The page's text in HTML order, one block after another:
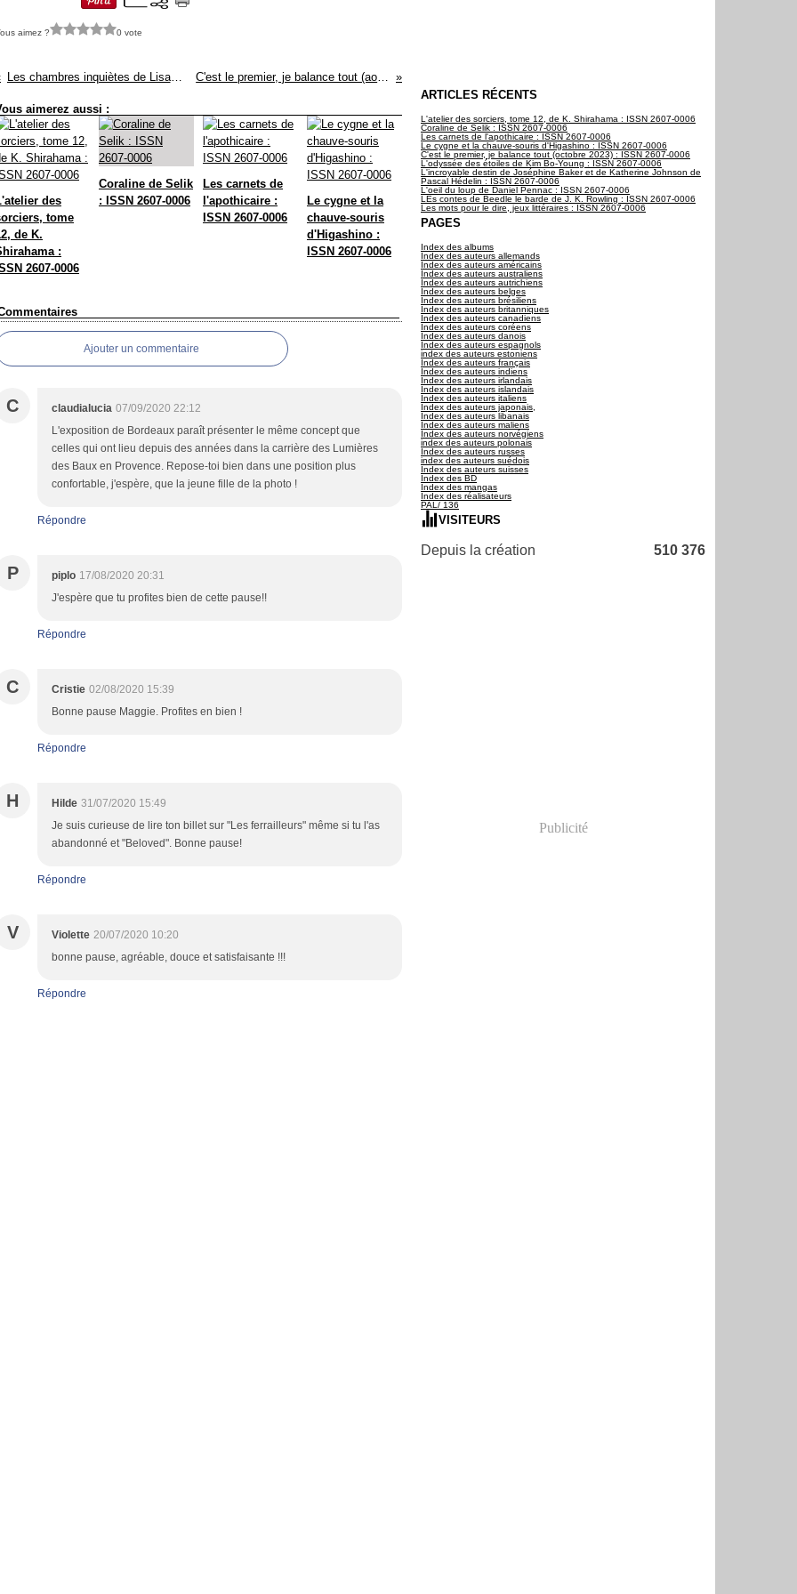
aimez ? 0 vote
Les chambres inquiètes de Lisa Tuttle : ISSN 2607-0006 C'est le premier, je balance tout (août 2020) : ISSN 2607-0006
aimerez aussi :
des
tome
de K.
:
2607-0006
Coraline de Selik
: ISSN 2607-0006
Les carnets de
l'apothicaire :
ISSN 2607-0006
Le cygne et la
chauve-souris
d'Higashino :
ISSN 2607-0006
Ajouter un commentaire
C claudialucia 07/09/2020 22:12
L'exposition de Bordeaux paraît présenter le même concept que
celles qui ont lieu depuis des années dans la carrière des Lumières
des Baux en Provence. Repose-toi bien dans une position plus
confortable, j'espère, que la jeune fille de la photo !
Répondre
P piplo 17/08/2020 20:31
J'espère que tu profites bien de cette pause!!
Répondre
C Cristie 02/08/2020 15:39
Bonne pause Maggie. Profites en bien !
Répondre
H Hilde 31/07/2020 15:49
Je suis curieuse de lire ton billet sur "Les ferrailleurs" même si tu l'as
abandonné et "Beloved". Bonne pause!
Répondre
V Violette 20/07/2020 10:20
bonne pause, agréable, douce et satisfaisante !!!
Répondre
ARTICLES RÉCENTS
L'atelier des sorciers, tome 12, de K. Shirahama : ISSN 2607-0006
Coraline de Selik : ISSN 2607-0006
Les carnets de l'apothicaire : ISSN 2607-0006
Le cygne et la chauve-souris d'Higashino : ISSN 2607-0006
C'est le premier, je balance tout (octobre 2023) : ISSN 2607-0006
L'odyssée des étoiles de Kim Bo-Young : ISSN 2607-0006
L'incroyable destin de Joséphine Baker et de Katherine Johnson de
Pascal Hédelin : ISSN 2607-0006
L'oeil du loup de Daniel Pennac : ISSN 2607-0006
LEs contes de Beedle le barde de J. K. Rowling : ISSN 2607-0006
Les mots pour le dire, jeux littéraires : ISSN 2607-0006
PAGES
Index des albums
Index des auteurs allemands
Index des auteurs américains
Index des auteurs australiens
Index des auteurs autrichiens
Index des auteurs belges
Index des auteurs brésiliens
Index des auteurs britanniques
Index des auteurs canadiens
Index des auteurs coréens
Index des auteurs danois
Index des auteurs espagnols
index des auteurs estoniens
Index des auteurs français
Index des auteurs indiens
Index des auteurs irlandais
Index des auteurs islandais
Index des auteurs italiens
Index des auteurs japonais,
Index des auteurs libanais
Index des auteurs maliens
Index des auteurs norvégiens
index des auteurs polonais
Index des auteurs russes
index des auteurs suédois
Index des auteurs suisses
Index des BD
Index des mangas
Index des réalisateurs
PAL/ 136
VISITEURS
Depuis la création 510 376
Publicité